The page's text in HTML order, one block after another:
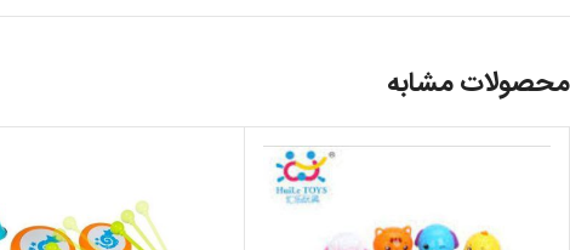
محصولات مشابه